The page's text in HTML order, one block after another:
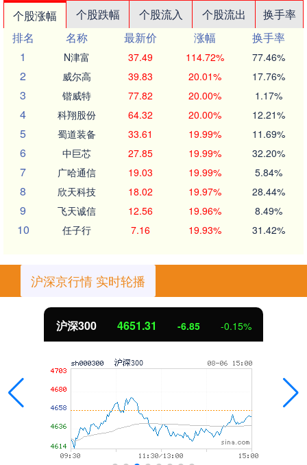
个股涨幅 个股跌幅 个股流入 个股流出
换手率
排名
名称 最新价 涨幅
换手率
1
N津富 37.49 114.72% 77.46%
2 威尔高 39.83 20.01% 17.76%
3 锴威特 77.82 20.00% 1.17%
4 科翔股份 64.32 20.00% 12.21%
5 蜀道装备 33.61 19.99% 11.69%
6 中巨芯 27.85 19.99% 32.20%
7 广哈通信 19.03 19.99% 5.84%
8 欣天科技 18.02 19.97% 28.44%
9 飞天诚信 12.56 19.96% 8.49%
10 任子行 7.16 19.93% 31.42%
沪深京行情 实时轮播
沪深300 4651.31 -6.85 -0.15%